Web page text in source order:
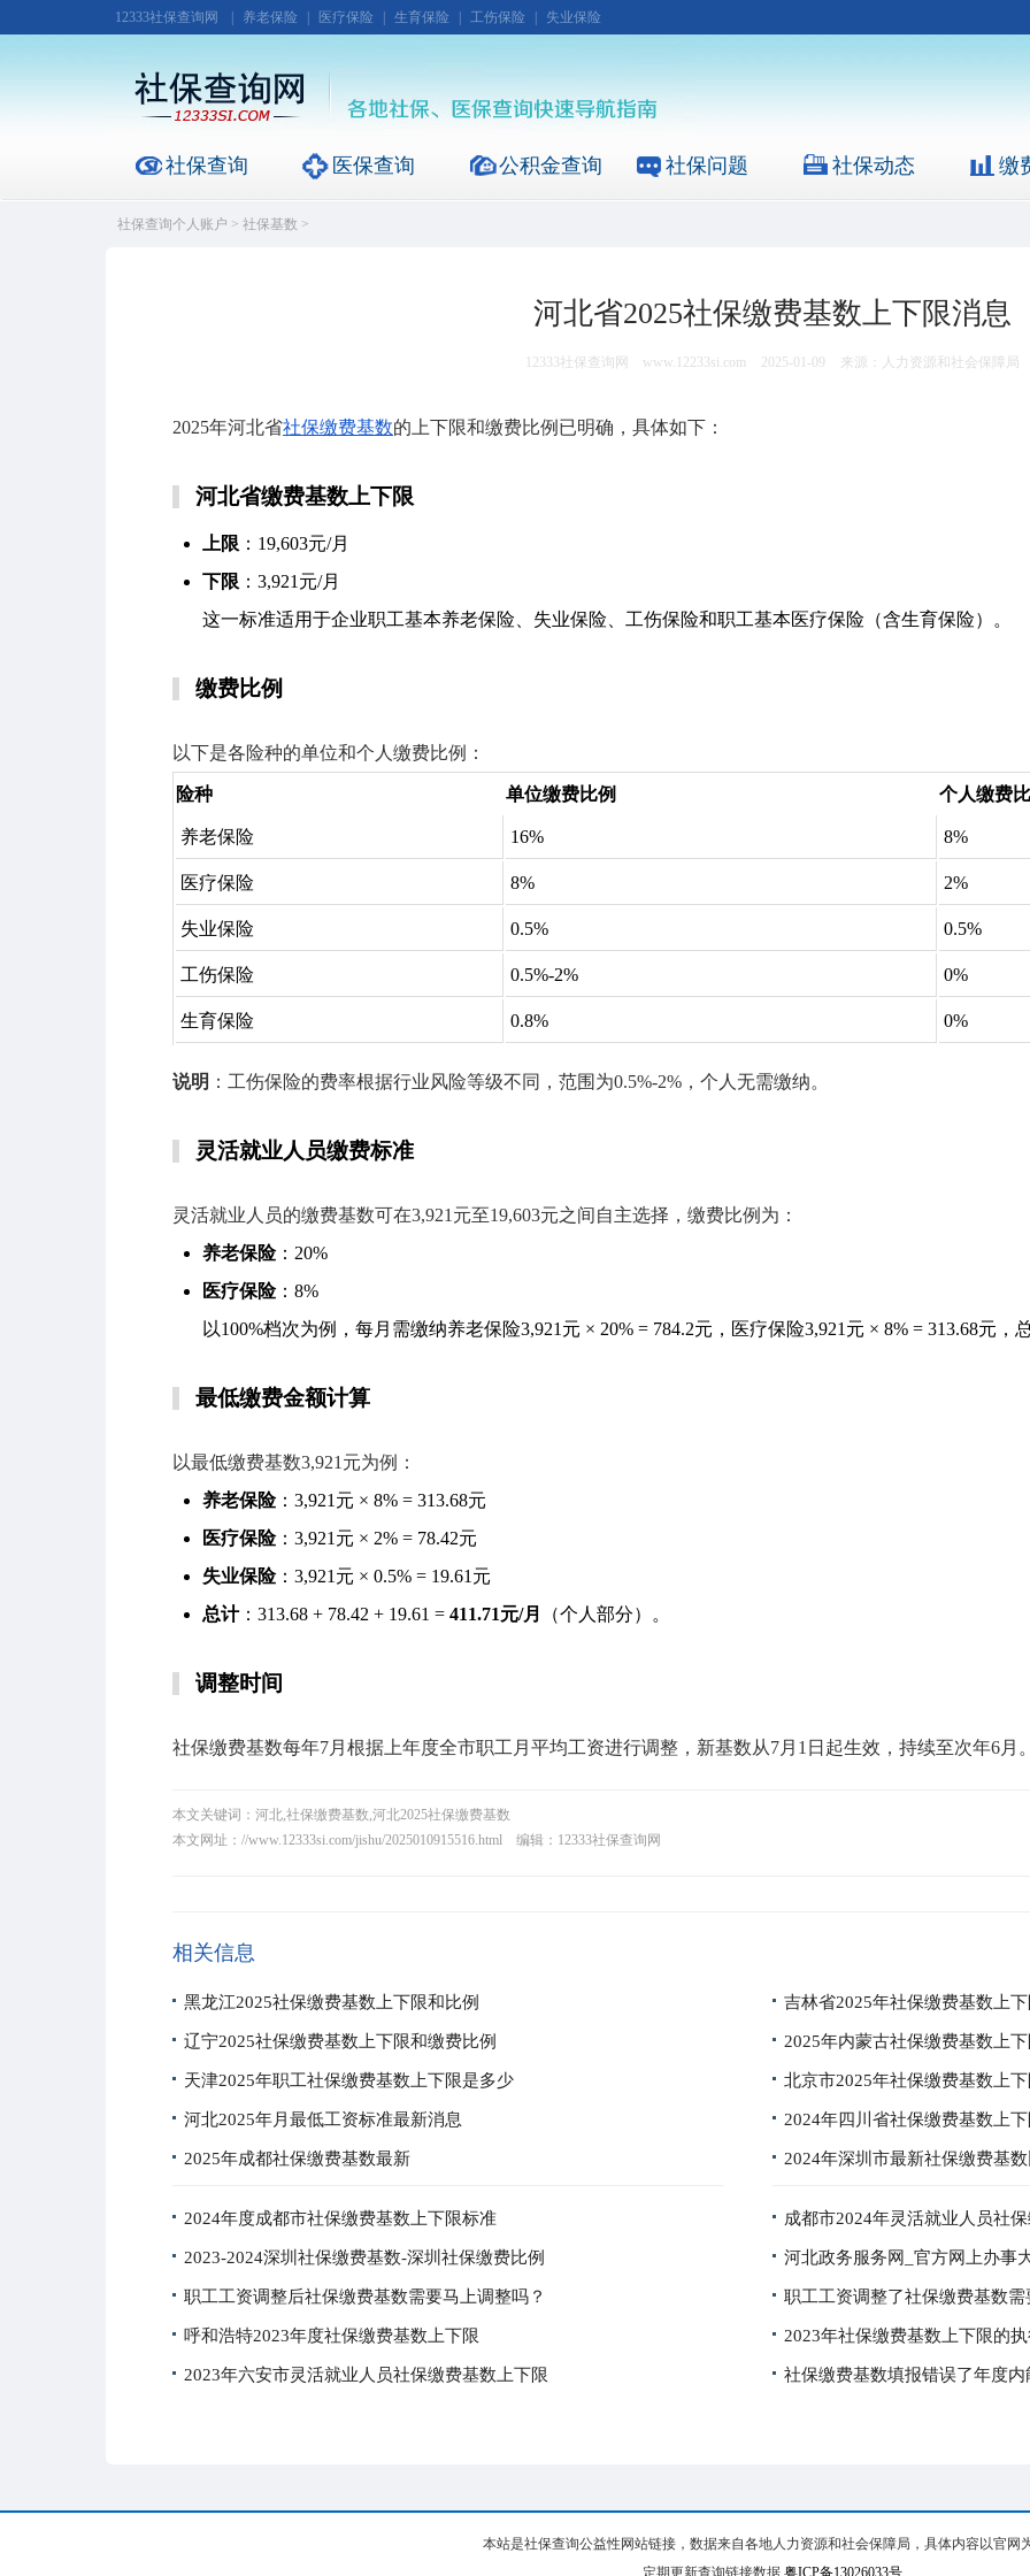
12333社保查询网 养老保险 医疗保险 生育保险 工伤保险 失业保险
社保查询 医保查询 公积金查询 社保问题 社保动态 缴
社保查询个人账户 > 社保基数 >
河北省2025社保缴费基数上下限消息
12333社保查询网 www.12233si.com 2025-01-09 来源：人力资源和社会保障局
2025年河北省社保缴费基数的上下限和缴费比例已明确，具体如下：
河北省缴费基数上下限
上限 ：19,603元/月
下限 ：3,921元/月
这一标准适用于企业职工基本养老保险、失业保险、工伤保险和职工基本医疗保险（含生育保险）。
缴费比例
以下是各险种的单位和个人缴费比例：
险种 单位缴费比例 个人缴费
养老保险 16% 8%
医疗保险 8% 2%
失业保险 0.5% 0.5%
工伤保险 0.5%-2% 0%
生育保险 0.8% 0%
说明 ：工伤保险的费率根据行业风险等级不同，范围为0.5%-2%，个人无需缴纳。
灵活就业人员缴费标准
灵活就业人员的缴费基数可在3,921元至19,603元之间自主选择，缴费比例为：
养老保险：20%
医疗保险：8%
以100%档次为例，每月需缴纳养老保险3,921元 × 20% = 784.2元，医疗保险3,921元 × 8% = 313.68元，
最低缴费金额计算
以最低缴费基数3,921元为例：
养老保险：3,921元 × 8% = 313.68元
医疗保险：3,921元 × 2% = 78.42元
失业保险：3,921元 × 0.5% = 19.61元
总计：313.68 + 78.42 + 19.61 = 411.71元/月 （个人部分）。
调整时间
社保缴费基数每年7月根据上年度全市职工月平均工资进行调整，新基数从7月1日起生效，持续至次年6月
本文关键词：河北,社保缴费基数,河北2025社保缴费基数
本文网址： //www.12333si.com/jishu/2025010915516.html 编辑：12333社保查询网
相关信息
黑龙江2025社保缴费基数上下限和比例 吉林省2025年社保缴费基数上
辽宁2025社保缴费基数上下限和缴费比例 2025年内蒙古社保缴费基数上
天津2025年职工社保缴费基数上下限是多少 北京市2025年社保缴费基数上
河北2025年月最低工资标准最新消息 2024年四川省社保缴费基数上
2025年成都社保缴费基数最新 2024年深圳市最新社保缴费基
2024年度成都市社保缴费基数上下限标准 成都市2024年灵活就业人员社
2023-2024深圳社保缴费基数-深圳社保缴费比例 河北政务服务网_官方网上办事
职工工资调整后社保缴费基数需要马上调整吗？ 职工工资调整了社保缴费基数
呼和浩特2023年度社保缴费基数上下限 2023年社保缴费基数上下限的
2023年六安市灵活就业人员社保缴费基数上下限 社保缴费基数填报错误了年度
本站是社保查询公益性网站链接，数据来自各地人力资源和社会保障局，具体内容以官网
定期更新查询链接数据 粤ICP备13026033号